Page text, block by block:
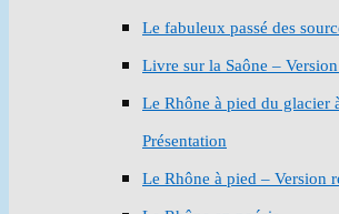
Le fabuleux passé des
Livre sur la Saône –
Le Rhône à pied du glacier
Présentation
Le Rhône à pied – Version